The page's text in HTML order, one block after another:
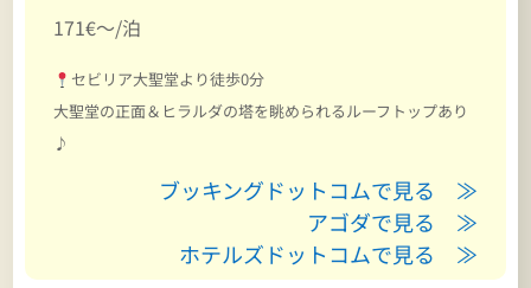
171€～/泊
セビリア大聖堂より徒歩0分
大聖堂の正面＆ヒラルダの塔を眺められるルーフトップあり
♪
ブッキングドットコムで見る ≫
アゴダで見る ≫
ホテルズドットコムで見る ≫